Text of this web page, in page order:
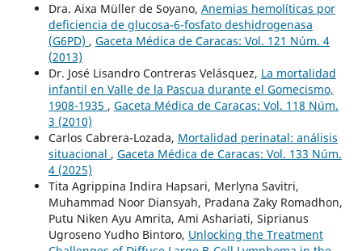
Dra. Aixa Müller de Soyano, Anemias hemolíticas por
deficiencia de glucosa-6-fosfato deshidrogenasa
(G6PD) , Gaceta Médica de Caracas: Vol. 121 Núm. 4
(2013)
Dr. José Lisandro Contreras Velásquez, La mortalidad
infantil en Valle de la Pascua durante el Gomecismo,
1908-1935 , Gaceta Médica de Caracas: Vol. 118 Núm.
3 (2010)
Carlos Cabrera-Lozada, Mortalidad perinatal: análisis
situacional , Gaceta Médica de Caracas: Vol. 133 Núm.
4 (2025)
Tita Agrippina Indira Hapsari, Merlyna Savitri,
Muhammad Noor Diansyah, Pradana Zaky Romadhon,
Putu Niken Ayu Amrita, Ami Ashariati, Siprianus
Ugroseno Yudho Bintoro, Unlocking the Treatment